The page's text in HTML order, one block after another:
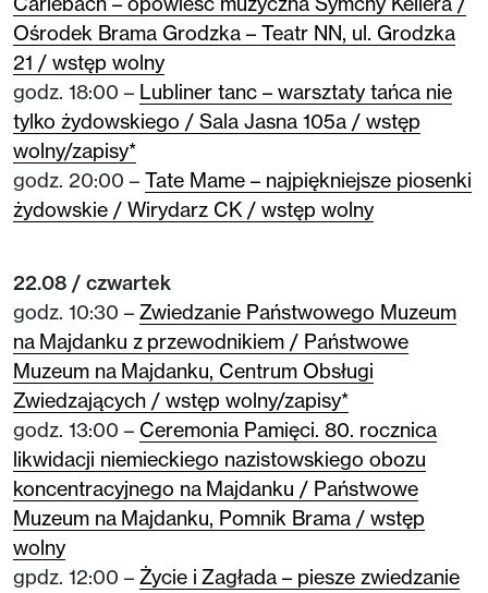
Ośrodek Brama Grodzka – Teatr NN, ul. Grodzka
21 / wstęp wolny
godz. 18:00 – Lubliner tanc – warsztaty tańca nie
tylko żydowskiego / Sala Jasna 105a / wstęp
wolny/zapisy*
godz. 20:00 – Tate Mame – najpiękniejsze piosenki
żydowskie / Wirydarz CK / wstęp wolny
22.08 / czwartek
godz. 10:30 – Zwiedzanie Państwowego Muzeum
na Majdanku z przewodnikiem / Państwowe
Muzeum na Majdanku, Centrum Obsługi
Zwiedzających / wstęp wolny/zapisy*
godz. 13:00 – Ceremonia Pamięci. 80. rocznica
likwidacji niemieckiego nazistowskiego obozu
koncentracyjnego na Majdanku / Państwowe
Muzeum na Majdanku, Pomnik Brama / wstęp
wolny
gpdz. 12:00 – Życie i Zagłada – piesze zwiedzanie